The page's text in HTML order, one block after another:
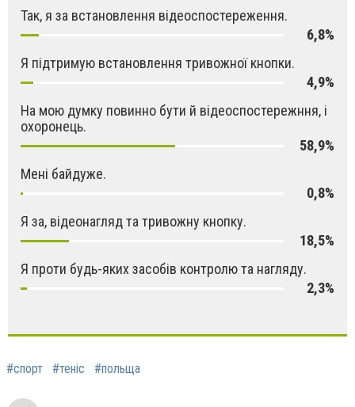
Так, я за встановлення відеоспостереження.
6,8%
Я підтримую встановлення тривожної кнопки.
4,9%
На мою думку повинно бути й відеоспостережння, і
охоронець.
58,9%
Мені байдуже.
0,8%
Я за, відеонагляд та тривожну кнопку.
18,5%
Я проти будь-яких засобів контролю та нагляду.
2,3%
#спорт #теніс #польща